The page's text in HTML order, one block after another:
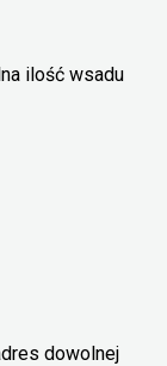
ilość wsadu
dowolnej